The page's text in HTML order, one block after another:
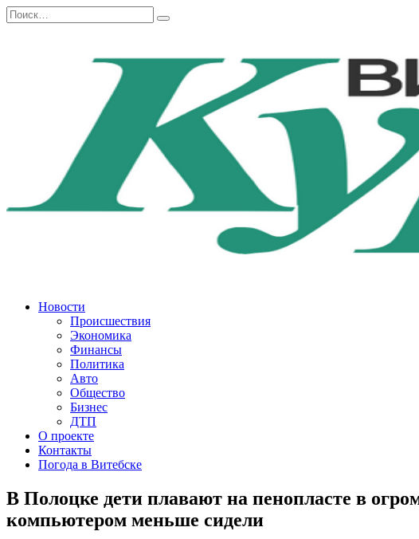
Перейти
к
Search
for:
Новости
Происшествия
Экономика
Финансы
Политика
Авто
Общество
Бизнес
ДТП
О проекте
Контакты
Погода в Витебске
В Полоцке дети плавают на пенопласте в
компьютером меньше сидели